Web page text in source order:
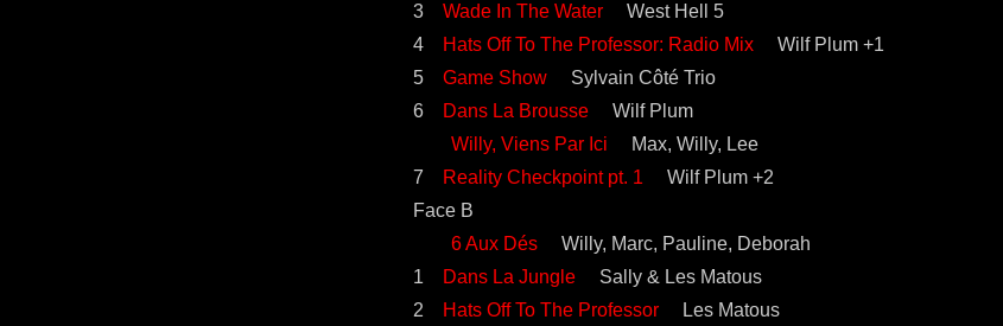
3 Wade In The Water
West Hell 5
4
Hats Off To The Professor: Radio Mix
Wilf Plum +1
5 Game Show
Sylvain Côté Trio
6
Dans La Brousse
Wilf Plum
Willy, Viens Par Ici
Max, Willy, Lee
7
Reality Checkpoint pt. 1
Wilf Plum +2
Face B
6 Aux Dés
Willy, Marc, Pauline, Deborah
1
Dans La Jungle
Sally & Les Matous
2
Hats Off To The Professor
Les Matous